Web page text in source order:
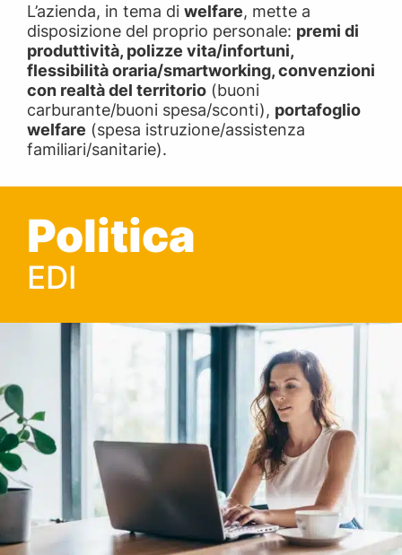
L’azienda, in tema di welfare, mette a
disposizione del proprio personale: premi di
produttività, polizze vita/infortuni,
flessibilità oraria/smartworking, convenzioni
con realtà del territorio (buoni
carburante/buoni spesa/sconti), portafoglio
welfare (spesa istruzione/assistenza
familiari/sanitarie).
Politica
EDI